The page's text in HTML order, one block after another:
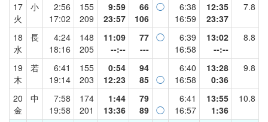
17
火
小
2:56
17:02
155
209
9:59
23:57
66
106
◯
6:38
16:59
12:35
23:37
7.8
18
水
長
4:24
18:16
148
205
11:09
--:--
77
---
◯
6:39
16:58
13:02
--:--
8.8
19
木
若
6:41
19:14
155
203
0:54
12:23
94
85 ◯
6:40
16:58
13:28
0:36
9.8
20
金
中
7:58
19:58
174
201
1:44
13:36
79
89 ◯
6:41
16:57
13:55
1:36
10.8